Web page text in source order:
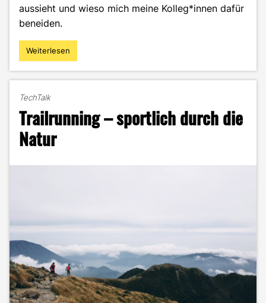
aussieht und wieso mich meine Kolleg*innen dafür
beneiden.
"Zwischen
Vorlesung
So
flexibel
ist
dein
im
Weiterlesen
TechTalk
Trailrunning – sportlich durch die
Natur